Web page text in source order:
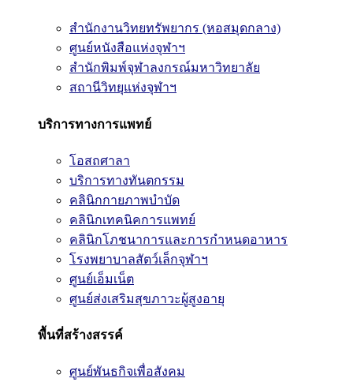
สำนักงานวิทยทรัพยากร (หอสมุดกลาง)
ศูนย์หนังสือแห่งจุฬาฯ
สำนักพิมพ์จุฬาลงกรณ์มหาวิทยาลัย
สถานีวิทยุแห่งจุฬาฯ
บริการทางการแพทย์
โอสถศาลา
บริการทางทันตกรรม
คลินิกกายภาพบำบัด
คลินิกเทคนิคการแพทย์
คลินิกโภชนาการและการกำหนดอาหาร
โรงพยาบาลสัตว์เล็กจุฬาฯ
ศูนย์เอ็มเน็ต
ศูนย์ส่งเสริมสุขภาวะผู้สูงอายุ
พื้นที่สร้างสรรค์
ศูนย์พันธกิจเพื่อสังคม